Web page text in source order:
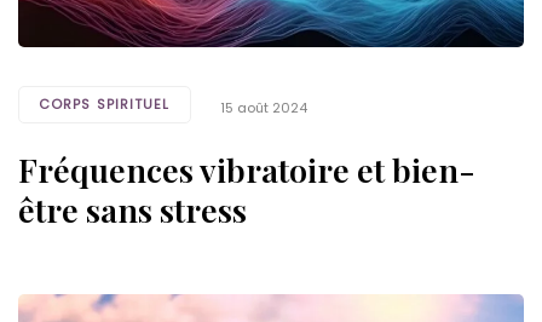
CORPS SPIRITUEL 15 août 2024
Fréquences vibratoire et bien-
être sans stress
Tags